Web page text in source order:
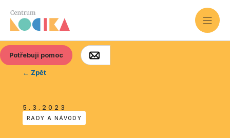
Potřebuji pomoc
← Zpět
5.3.2023
RADY A NÁVODY